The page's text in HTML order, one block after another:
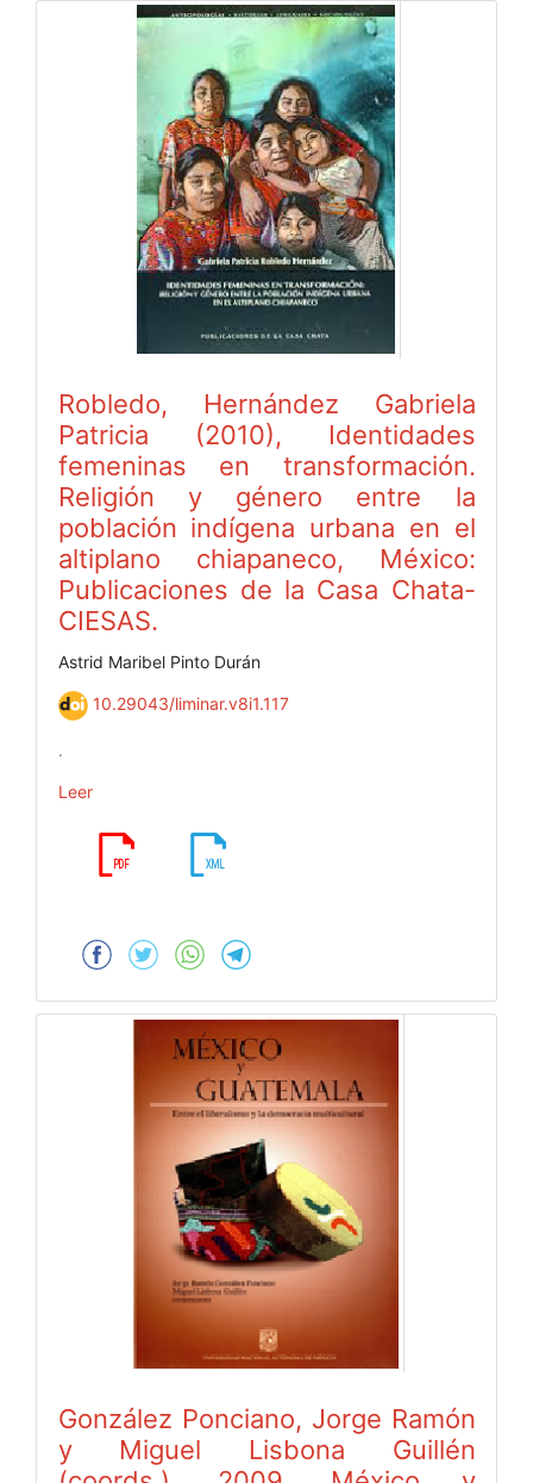
Robledo, Hernández Gabriela
Patricia (2010), Identidades
femeninas en transformación.
Religión y género entre la
población indígena urbana en el
altiplano chiapaneco, México:
Publicaciones de la Casa Chata-
CIESAS.
Astrid Maribel Pinto Durán
10.29043/liminar.v8i1.117
.
Leer
González Ponciano, Jorge Ramón
y Miguel Lisbona Guillén